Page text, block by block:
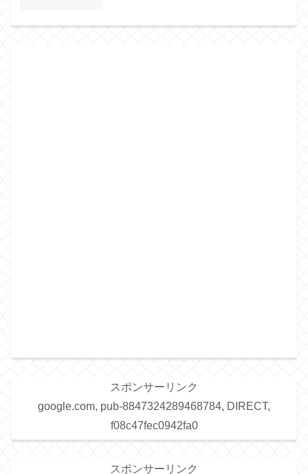
スポンサーリンク
google.com, pub-8847324289468784, DIRECT,
f08c47fec0942fa0
スポンサーリンク